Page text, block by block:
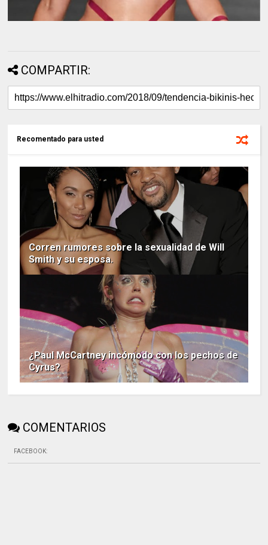
COMPARTIR:
Recomentado para usted
Corren rumores sobre la sexualidad de Will
Smith y su esposa.
¿Paul McCartney incómodo con los pechos de
Cyrus?
COMENTARIOS
FACEBOOK: